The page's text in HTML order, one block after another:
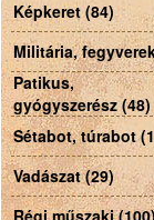
Képkeret (84)
Militária,
Patikus,
gyógyszerész (48)
Sétabot, túrabot
Vadászat (29)
Régi műszaki